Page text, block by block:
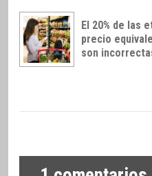
El 20% de las
precio
son